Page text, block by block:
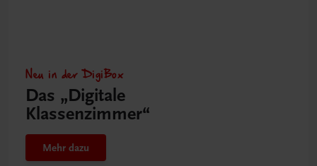
Neu in der DigiBox
Das „Digitale
Klassenzimmer“
Mehr dazu